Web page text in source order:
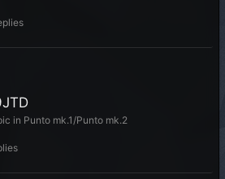
in Punto mk.1/Punto mk.2